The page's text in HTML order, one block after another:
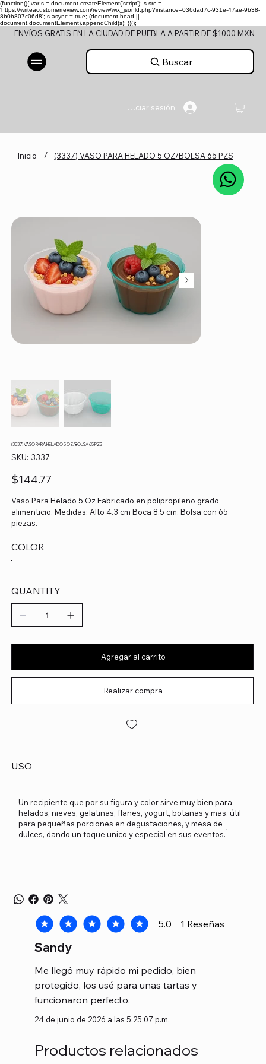
(function(){ var s = document.createElement('script'); s.src =
'https://writeacustomerreview.com/review/wix_jsonld.php?instance=036dad7c-931e-47ae-9b38-
8b0b807c06d8'; s.async = true; (document.head ||
document.documentElement).appendChild(s); })();
ENVÍOS GRATIS EN LA CIUDAD DE PUEBLA A PARTIR DE $1000 MXN
Buscar
Iniciar sesión
Inicio / (3337) VASO PARA HELADO 5 OZ/BOLSA 65 PZS
(3337) VASO PARA HELADO 5 OZ/BOLSA 65 PZS
SKU: SKU
3337
3337
Precio
$144.77
Vaso Para Helado 5 Oz Fabricado en polipropileno grado
alimenticio. Medidas: Alto 4.3 cm Boca 8.5 cm. Bolsa con 65
piezas.
COLOR
QUANTITY
Agregar al carrito
Realizar compra
USO
Un recipiente que por su figura y color sirve muy bien para
helados, nieves, gelatinas, flanes, yogurt, botanas y mas. útil
para pequeñas porciones en degustaciones, y mesa de
dulces, dando un toque unico y especial en sus eventos.
5.0 1 Reseñas
la calificación promedio es 5 de 5, basada en 1
Sandy
Me llegó muy rápido mi pedido, bien
protegido, los usé para unas tartas y
funcionaron perfecto.
24 de junio de 2026 a las 5:25:07 p.m.
Productos relacionados